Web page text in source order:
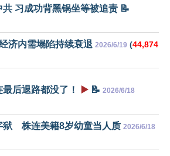
习成功背黑锅坐等被追责 📝
济内需塌陷持续衰退 2026/6/19 (44,874
后退路都没了！ ▶️ 📝 2026/6/18
狱 株连美籍8岁幼童当人质 2026/6/18